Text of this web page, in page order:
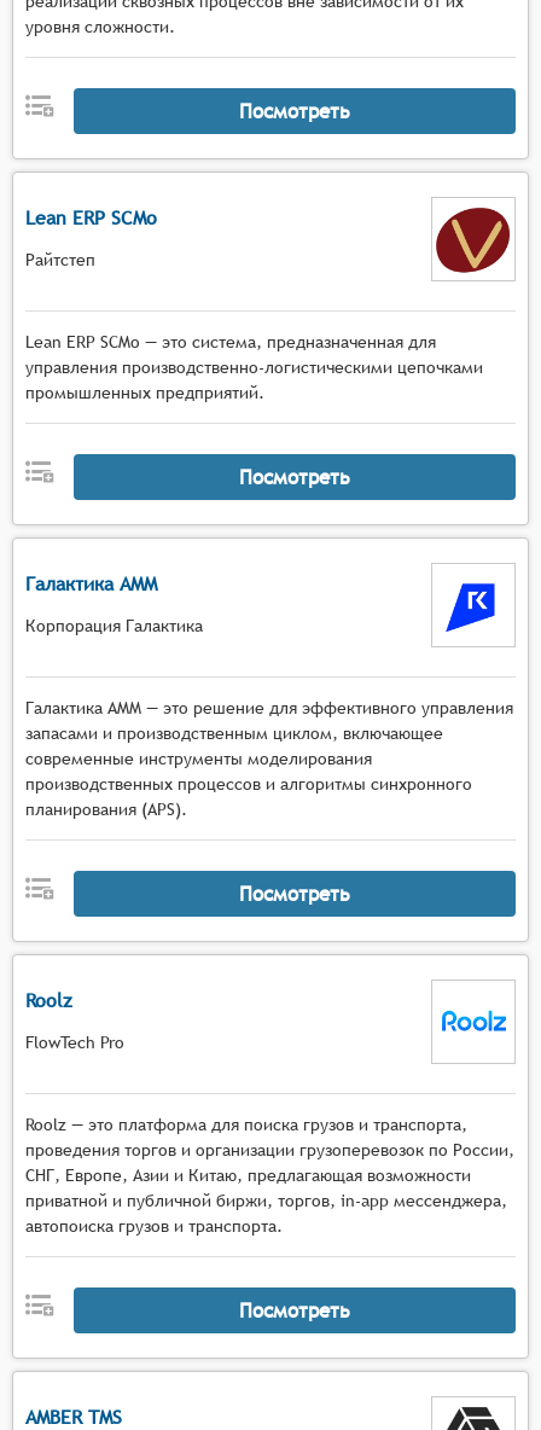
уровня сложности.
Посмотреть
Lean ERP SCMo
Райтстеп
Lean ERP SCMo — это система, предназначенная для
управления производственно-логистическими цепочками
промышленных предприятий.
Посмотреть
Галактика AMM
Корпорация Галактика
Галактика AMM — это решение для эффективного управления
запасами и производственным циклом, включающее
современные инструменты моделирования
производственных процессов и алгоритмы синхронного
планирования (APS).
Посмотреть
Roolz
FlowTech Pro
Roolz — это платформа для поиска грузов и транспорта,
проведения торгов и организации грузоперевозок по России,
СНГ, Европе, Азии и Китаю, предлагающая возможности
приватной и публичной биржи, торгов, in-app мессенджера,
автопоиска грузов и транспорта.
Посмотреть
AMBER TMS